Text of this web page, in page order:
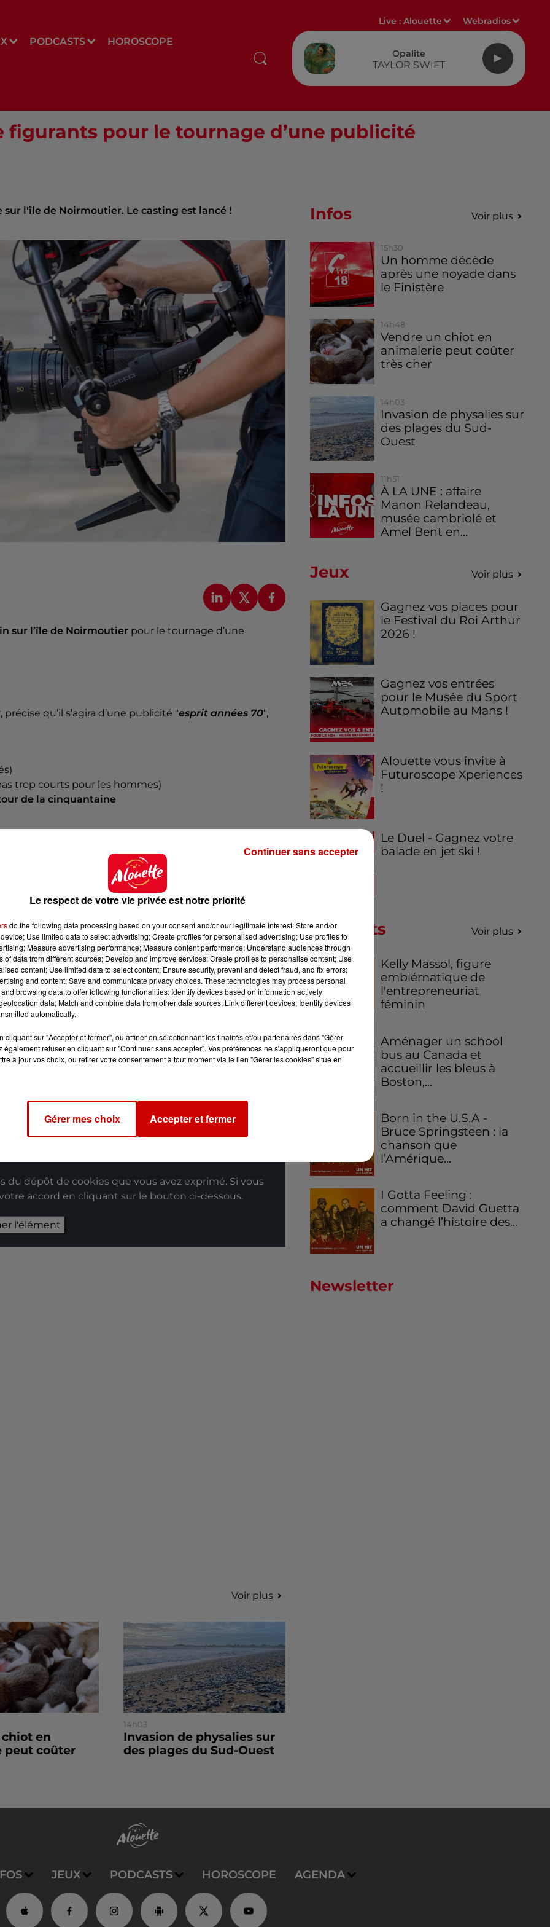
PODCASTS HOROSCOPE
Live :Alouette Webradios
Opalite
TAYLOR SWIFT
figurants pour le tournage d’une publicité
l'île de Noirmoutier. Le casting est lancé !
sur l’île de Noirmoutier pour le tournage d’une
qu’il s’agira d’une publicité "esprit années 70",
trop courts pour les hommes)
de la cinquantaine
l’Ile, deux jours après la séance d’essayage, fixée au 9
bénéficier d’une rémunération de300 euros pour la
Il est donc plus intéressant de résider à proximité du
?
vidéo(de 30s à 1min),filmée à l'horizontale, de
(prénom, nom, âge)
70. Vous êtesattablé(e) pour un dîner simple
L'ambiance est chaleureuse, détendue — ces grands
a envie de remettre à l'honneur" rapporte l’annonce
suivante :sarit.regie@gmail.com
dépôt de cookies que vous avez exprimé. Si vous
accord en cliquant sur le bouton ci-dessous.
l'élément
Infos Voir plus
15h30
Un homme décède
après une noyade dans
le Finistère
14h48
Vendre un chiot en
animalerie peut coûter
très cher
14h03
Invasion de physalies sur
des plages du Sud-
Ouest
11h51
À LA UNE : affaire
Manon Relandeau,
musée cambriolé et
Amel Bent en...
Jeux Voir plus
Gagnez vos places pour
le Festival du Roi Arthur
2026 !
Gagnez vos entrées
pour le Musée du Sport
Automobile au Mans !
Alouette vous invite à
Futuroscope Xperiences
!
Le Duel - Gagnez votre
balade en jet ski !
Podcasts Voir plus
Kelly Massol, figure
emblématique de
l'entrepreneuriat
féminin
Aménager un school
bus au Canada et
accueillir les bleus à
Boston,...
Born in the U.S.A -
Bruce Springsteen : la
chanson que
l’Amérique...
I Gotta Feeling :
comment David Guetta
a changé l’histoire des...
Newsletter
Voir plus
en
peut coûter
14h03
Invasion de physalies sur
des plages du Sud-Ouest
JEUX PODCASTS HOROSCOPE AGENDA
Le respect de votre vie privée est notre priorité
do the following data processing based on your consent and/or our legitimate interest: Store and/or
Use limited data to select advertising; Create profiles for personalised advertising; Use profiles to
Measure advertising performance; Measure content performance; Understand audiences through
of data from different sources; Develop and improve services; Create profiles to personalise content; Use
content; Use limited data to select content; Ensure security, prevent and detect fraud, and fix errors;
and content; Save and communicate privacy choices. These technologies may process personal
browsing data to offer following functionalities: Identify devices based on information actively
data; Match and combine data from other data sources; Link different devices; Identify devices
automatically.
cliquant sur "Accepter et fermer", ou affiner en sélectionnant les finalités et/ou partenaires dans "Gérer
également refuser en cliquant sur "Continuer sans accepter". Vos préférences ne s'appliqueront que pour
à jour vos choix, ou retirer votre consentement à tout moment via le lien "Gérer les cookies" situé en
Gérer mes choix Accepter et fermer
Continuer sans accepter